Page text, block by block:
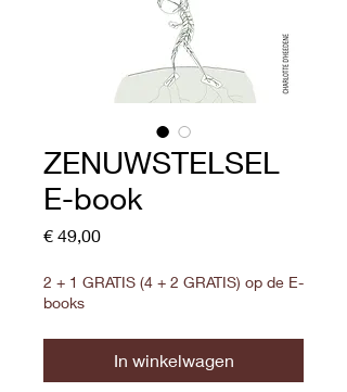
ZENUWSTELSEL
E-book
€ 49,00Prijs
2 + 1 GRATIS (4 + 2 GRATIS) op de E-
books
In winkelwagen